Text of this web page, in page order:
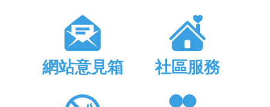
網站意見箱 社區服務